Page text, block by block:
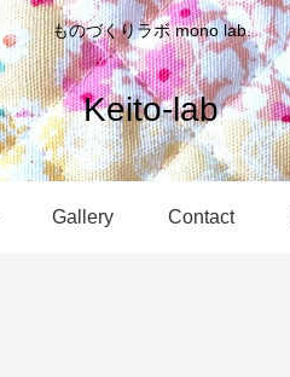
ものづくりラボ mono lab.
Keito-lab
Gallery Contact